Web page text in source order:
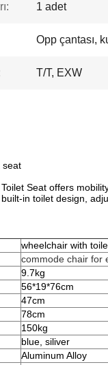
1 adet
Opp çantası,
T/T, EXW
seat
Seat offers
in toilet design,
wheelchair with
commode chair for
9.7kg
56*19*76cm
47cm
78cm
150kg
blue, siliver
Aluminum Alloy